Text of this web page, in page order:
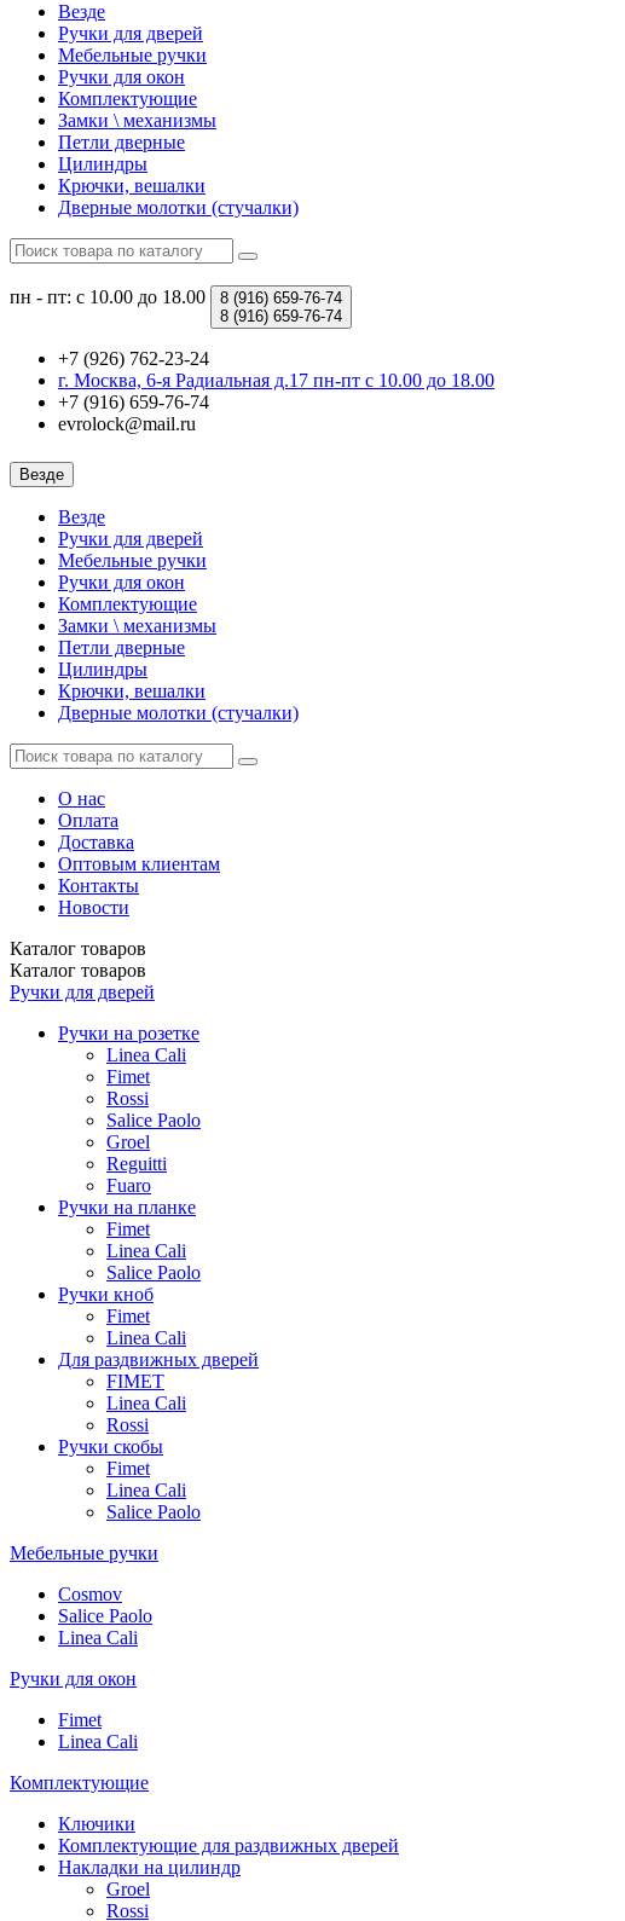
Везде
Ручки для дверей
Мебельные ручки
Ручки для окон
Комплектующие
Замки \ механизмы
Петли дверные
Цилиндры
Крючки, вешалки
Дверные молотки (стучалки)
пн - пт: с 10.00 до 18.00 8 (916) 659-76-74
8 (916) 659-76-74
+7 (926) 762-23-24
г. Москва, 6-я Радиальная д.17 пн-пт с 10.00 до 18.00
+7 (916) 659-76-74
evrolock@mail.ru
Везде
Везде
Ручки для дверей
Мебельные ручки
Ручки для окон
Комплектующие
Замки \ механизмы
Петли дверные
Цилиндры
Крючки, вешалки
Дверные молотки (стучалки)
О нас
Оплата
Доставка
Оптовым клиентам
Контакты
Новости
Каталог товаров
Каталог товаров
Ручки для дверей
Ручки на розетке
Linea Cali
Fimet
Rossi
Salice Paolo
Groel
Reguitti
Fuaro
Ручки на планке
Fimet
Linea Cali
Salice Paolo
Ручки кноб
Fimet
Linea Cali
Для раздвижных дверей
FIMET
Linea Cali
Rossi
Ручки скобы
Fimet
Linea Cali
Salice Paolo
Мебельные ручки
Cosmov
Salice Paolo
Linea Cali
Ручки для окон
Fimet
Linea Cali
Комплектующие
Ключики
Комплектующие для раздвижных дверей
Накладки на цилиндр
Groel
Rossi